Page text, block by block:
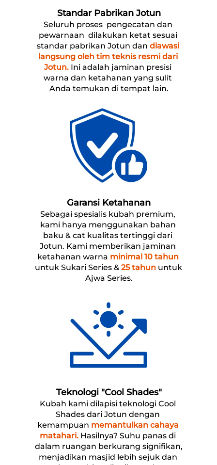
Standar Pabrikan Jotun
Seluruh proses pengecatan dan
pewarnaan
  dilakukan ketat sesuai
standar pabrikan Jotun dan diawasi
langsung oleh tim teknis resmi dari
Jotun. Ini adalah jaminan presisi
warna dan ketahanan yang sulit
Anda temukan di tempat lain.
Garansi Ketahanan
Sebagai spesialis kubah premium,
kami hanya menggunakan bahan
baku & cat kualitas tertinggi dari
Jotun. Kami memberikan jaminan
ketahanan warna minimal 10 tahun
untuk Sukari Series & 25 tahun untuk
Ajwa Series.
Teknologi "Cool Shades"
Kubah kami dilapisi teknologi Cool
Shades dari Jotun dengan
kemampuan memantulkan cahaya
matahari. Hasilnya? Suhu panas di
dalam ruangan berkurang signifikan,
menjadikan masjid lebih sejuk dan